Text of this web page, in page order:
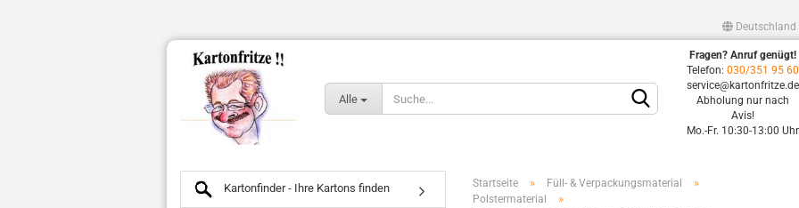
Deutschland
Alle
Fragen? Anruf genügt!
Telefon:030/351 95 60
service@kartonfritze.de
Abholung nur nach
Avis!
Mo.-Fr. 10:30-13:00 Uhr
Startseite » Füll- & Verpackungsmaterial »
Polstermaterial »
Kartonfinder - Ihre Kartons finden